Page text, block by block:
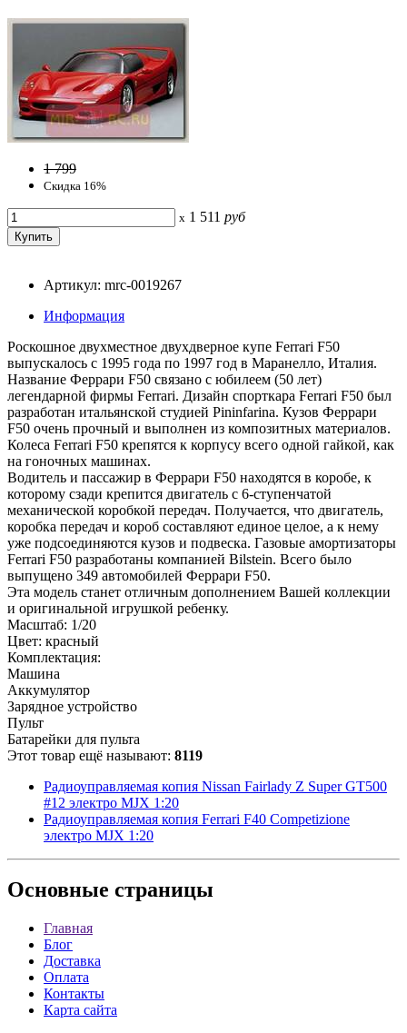
1 799
Скидка 16%
x 1 511 руб
Артикул: mrc-0019267
Информация
Роскошное двухместное двухдверное купе Ferrari F50
выпускалось с 1995 года по 1997 год в Маранелло, Италия.
Название Феррари F50 связано с юбилеем (50 лет)
легендарной фирмы Ferrari. Дизайн спорткара Ferrari F50 был
разработан итальянской студией Pininfarina. Кузов Феррари
F50 очень прочный и выполнен из композитных материалов.
Колеса Ferrari F50 крепятся к корпусу всего одной гайкой, как
на гоночных машинах.
Водитель и пассажир в Феррари F50 находятся в коробе, к
которому сзади крепится двигатель с 6-ступенчатой
механической коробкой передач. Получается, что двигатель,
коробка передач и короб составляют единое целое, а к нему
уже подсоединяются кузов и подвеска. Газовые амортизаторы
Ferrari F50 разработаны компанией Bilstein. Всего было
выпущено 349 автомобилей Феррари F50.
Эта модель станет отличным дополнением Вашей коллекции
и оригинальной игрушкой ребенку.
Масштаб: 1/20
Цвет: красный
Комплектация:
Машина
Аккумулятор
Зарядное устройство
Пульт
Батарейки для пульта
Этот товар ещё называют: 8119
Радиоуправляемая копия Nissan Fairlady Z Super GT500
#12 электро MJX 1:20
Радиоуправляемая копия Ferrari F40 Competizione
электро MJX 1:20
Основные страницы
Главная
Блог
Доставка
Оплата
Контакты
Карта сайта